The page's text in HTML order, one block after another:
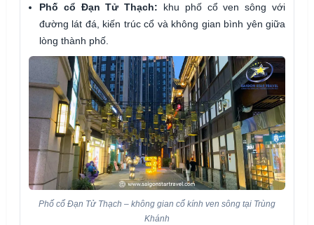
Phố cổ Đạn Tử Thạch: khu phố cổ ven sông với
đường lát đá, kiến trúc cổ và không gian bình yên giữa
lòng thành phố.
Phố cổ Đạn Tử Thạch – không gian cổ kính ven sông tại Trùng
Khánh